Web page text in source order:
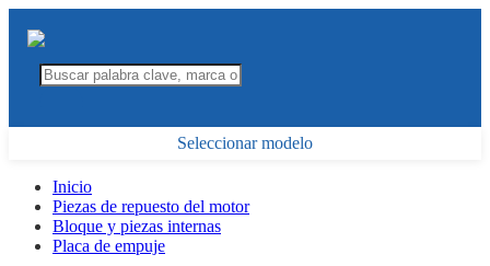
Seleccionar modelo
Inicio
Piezas de repuesto del motor
Bloque y piezas internas
Placa de empuje